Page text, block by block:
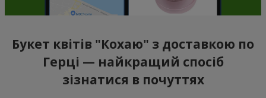
Букет квітів "Кохаю" з доставкою по
Герці — найкращий спосіб
зізнатися в почуттях